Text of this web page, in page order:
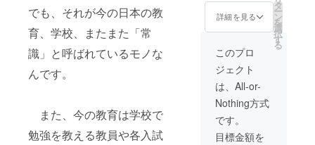
でも、それが今の日本の教
育、学校、またまた「常
識」と呼ばれているモノな
んです。
また、今の教育は学校で
勉強を教える教員や各入試
ます。 時間は１
時間程度、内容
で面白い内容を
考えて下さい）
交通費は１万円
までこちらが負
担します！要相
談
詳細を見る
タ
ー
ン
を
選
択
す
る
このプロ
ジェクト
は、All-or-
Nothing方式
です。
目標金額を